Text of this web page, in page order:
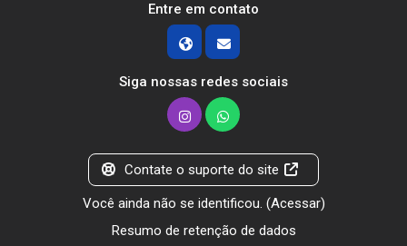
Entre em contato
Siga nossas redes sociais
Contate o suporte do site
Você ainda não se identificou. (Acessar)
Resumo de retenção de dados